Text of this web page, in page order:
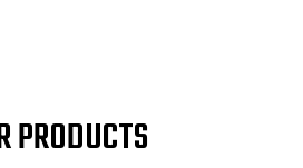
PRODUCTS